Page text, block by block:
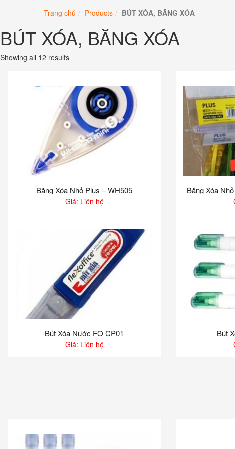
nội
dung
Trang chủ Products BÚT XÓA, BĂNG XÓA
BÚT XÓA, BĂNG XÓA
Showing all 12 results
Băng Xóa Nhỏ Plus – WH505
Giá: Liên hệ
Băng Xóa
Bút Xóa Nước FO CP01
Giá: Liên hệ
Bút